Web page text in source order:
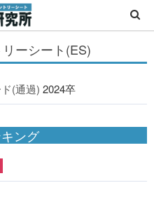
ーシート(ES)
(通過) 2024卒
ング